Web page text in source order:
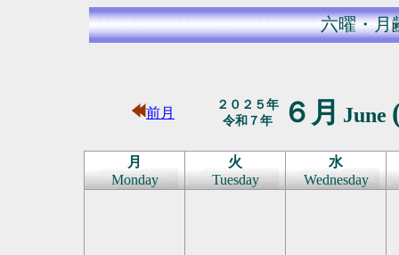
六曜・月
前月
２０２５年
令和７年
６月 June
月
Monday
火
Tuesday
水
Wednesday